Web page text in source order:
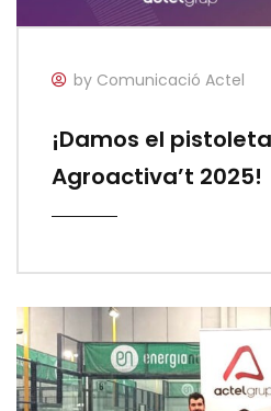
by Comunicació Actel
¡Damos el
Agroactiva’t 2025!